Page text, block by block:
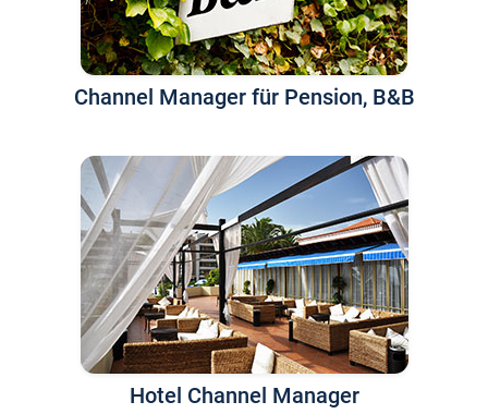
Channel Manager für Pension, B&B
Hotel Channel Manager